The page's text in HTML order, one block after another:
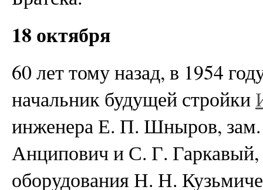
18 октября
60 лет тому назад, в 1954
начальник будущей стройки
инженера Е. П. Шныров,
Анципович и С. Г. Гаркавый,
оборудования Н. Н.